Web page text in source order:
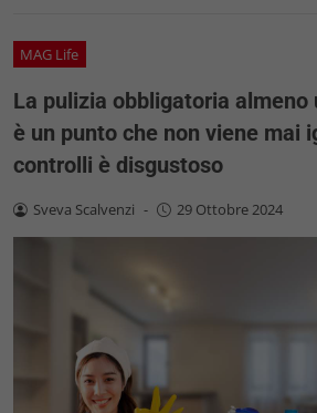
MAG Life
La pulizia obbligatoria almeno
è un punto che non viene mai
controlli è disgustoso
Sveva Scalvenzi - 29 Ottobre 2024